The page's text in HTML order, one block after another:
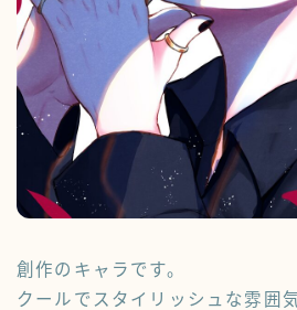
PROFILE プロフィール
FAQ よくあるご質問
CONTACT お問い合わせ
創作のキャラです。
クールでスタイリッシュな雰囲